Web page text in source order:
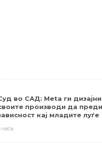
во САД: Meta ги
производи да
кај младите луѓе
часа